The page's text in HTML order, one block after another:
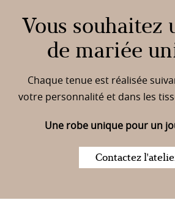
Vous souhaitez
de mariée
Chaque tenue est réalisée
votre personnalité et dans les
Une robe unique pour un
Contactez